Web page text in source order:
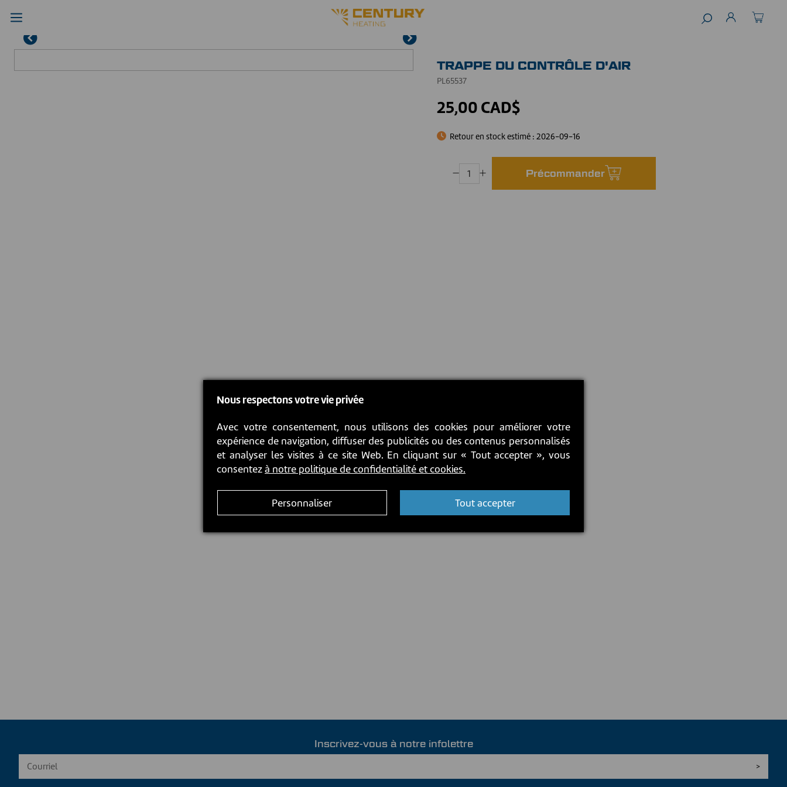
TRAPPE DU CONTRÔLE D'AIR
PL65537
25,00 CAD$
Retour en stock estimé :2026-09-16
Précommander
Inscrivez-vous à notre infolettre
Nous respectons votre vie privée
Avec votre consentement, nous utilisons des cookies pour améliorer votre
expérience de navigation, diffuser des publicités ou des contenus personnalisés
et analyser les visites à ce site Web. En cliquant sur « Tout accepter », vous
consentezà notre politique de confidentialité et cookies.
Personnaliser Tout accepter